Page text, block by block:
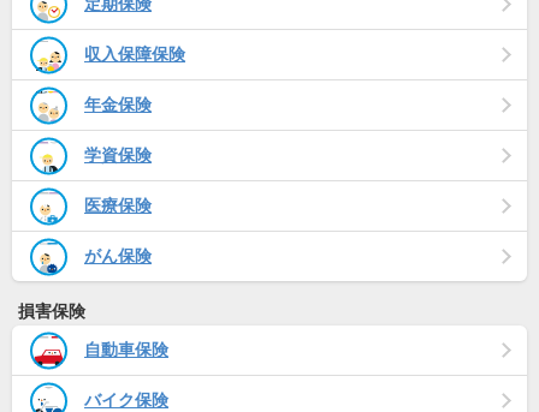
定期保険
収入保障保険
年金保険
学資保険
医療保険
がん保険
損害保険
自動車保険
バイク保険